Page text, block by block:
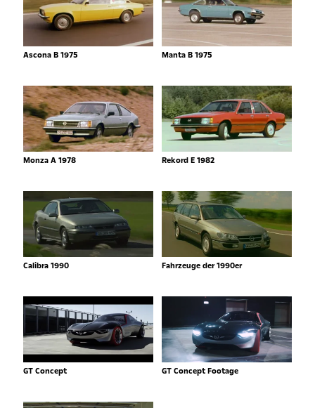
Ascona B 1975 Manta B 1975
Monza A 1978 Rekord E 1982
Calibra 1990 Fahrzeuge der 1990er
GT Concept GT Concept Footage